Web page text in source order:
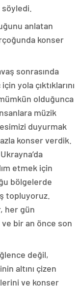
anlatan
konser
sonrasında
yola çıktıklarını
olduğunca
müzik
duyurmak
konser verdik.
etmek için
bölgelerde
topluyoruz.
her gün
ve bir an önce son
değil,
altını çizen
ve konser